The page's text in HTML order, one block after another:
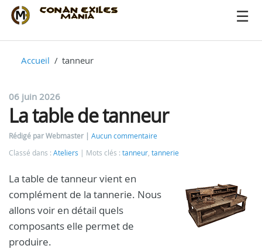
Accueil tanneur
06 juin 2026
La table de tanneur
Rédigé par Webmaster
Aucun commentaire
Classé dans : Ateliers Mots clés : tanneur tannerie
La table de tanneur vient en
complément de la tannerie. Nous
allons voir en détail quels
composants elle permet de
produire.